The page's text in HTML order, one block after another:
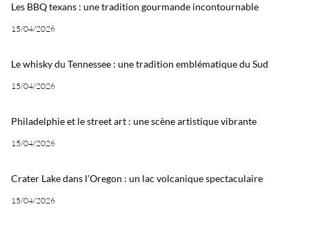
Les BBQ texans : une tradition gourmande incontournable
15/04/2026
Le whisky du Tennessee : une tradition emblématique du Sud
15/04/2026
Philadelphie et le street art : une scène artistique vibrante
15/04/2026
Crater Lake dans l’Oregon : un lac volcanique spectaculaire
15/04/2026